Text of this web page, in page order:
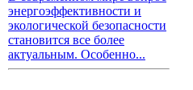
энергоэффективности и
экологической безопасности
становится все более
актуальным. Особенно...